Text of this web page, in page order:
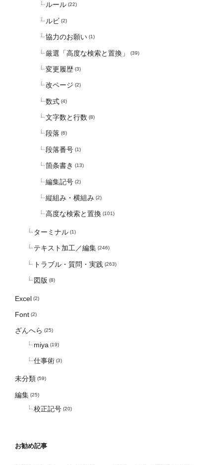
ルール (22)
ルビ (2)
協力のお願い (1)
厳選「高度な検索と置換」 (39)
変更履歴 (3)
改ページ (2)
数式 (4)
文字数と行数 (8)
段落 (6)
段落番号 (1)
箇条書き (13)
編集記号 (2)
縦組み・横組み (2)
高度な検索と置換 (101)
ターミナル (1)
テキスト加工／編集 (246)
トラブル・質問・実践 (263)
図版 (8)
Excel (2)
Font (2)
ざんへら (25)
miya (19)
仕事術 (3)
未分類 (59)
編集 (25)
校正記号 (20)
お勧め記事